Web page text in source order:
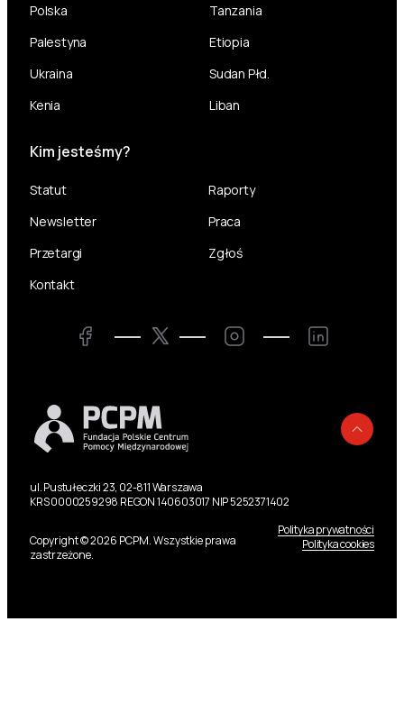
Polska
Palestyna
Ukraina
Kenia
Tanzania
Etiopia
Sudan Płd.
Liban
Kim jesteśmy?
Statut
Raporty
Newsletter
Praca
Przetargi
Zgłoś
Kontakt
Facebook Twitter Instagram LinkedIn
ul. Pustułeczki 23, 02-811 Warszawa
KRS 0000259298 REGON 140603017 NIP 5252371402
Copyright © 2026 PCPM. Wszystkie prawa
zastrzeżone.
Polityka prywatności
Polityka cookies